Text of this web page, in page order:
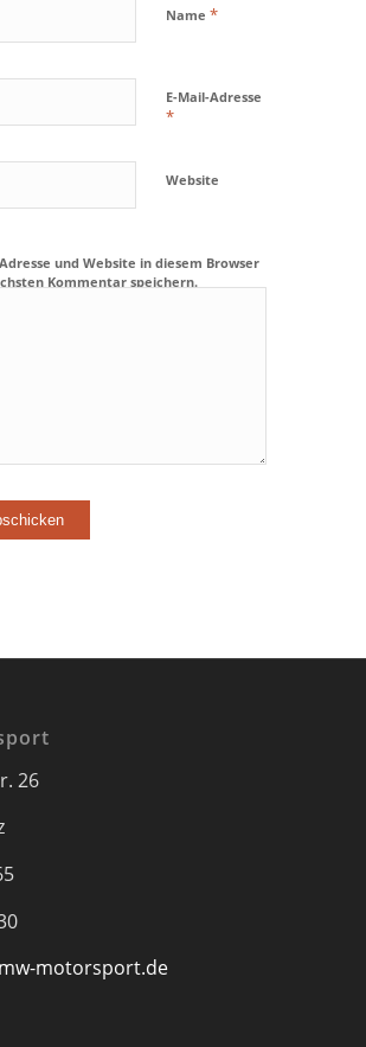
Name *
E-Mail-Adresse
*
Website
und Website in diesem Browser
Kommentar speichern.
26
motorsport.de